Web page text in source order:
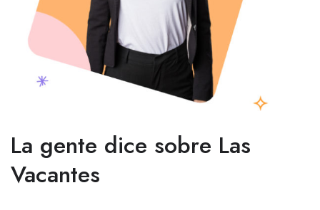
La gente dice sobre Las
Vacantes